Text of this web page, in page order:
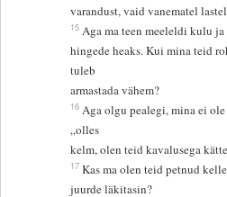
varandust, vaid vanematel
15 Aga ma teen meeleldi kulu
hingede heaks. Kui mina teid
tuleb
armastada vähem?
16 Aga olgu pealegi, mina ei
„olles
kelm, olen teid kavalusega
17 Kas ma olen teid petnud
juurde läkitasin?